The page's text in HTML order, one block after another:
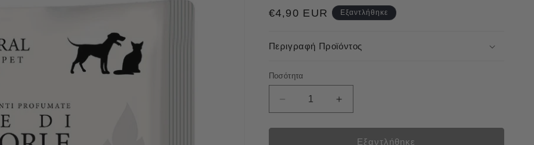
Κανονική
€4,90 EUR Εξαντλήθηκε
Περιγραφή Προϊόντος
Ποσότητα
Μείωση
ποσότητας
για
Αύξηση
ποσότητας
για
NaturalΕξαντλήθηκε